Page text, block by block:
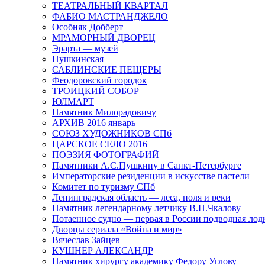
ТЕАТРАЛЬНЫЙ КВАРТАЛ
ФАБИО МАСТРАНДЖЕЛО
Особняк Добберт
МРАМОРНЫЙ ДВОРЕЦ
Эрарта — музей
Пушкинская
САБЛИНСКИЕ ПЕЩЕРЫ
Феодоровский городок
ТРОИЦКИЙ СОБОР
ЮЛМАРТ
Памятник Милорадовичу
АРХИВ 2016 январь
СОЮЗ ХУДОЖНИКОВ СПб
ЦАРСКОЕ СЕЛО 2016
ПОЭЗИЯ ФОТОГРАФИЙ
Памятники А.С.Пушкину в Санкт-Петербурге
Императорские резиденции в искусстве пастели
Комитет по туризму СПб
Ленинградская область — леса, поля и реки
Памятник легендарному летчику В.П.Чкалову
Потаенное судно — первая в России подводная
Дворцы сериала «Война и мир»
Вячеслав Зайцев
КУШНЕР АЛЕКСАНДР
Памятник хирургу академику Федору Углову